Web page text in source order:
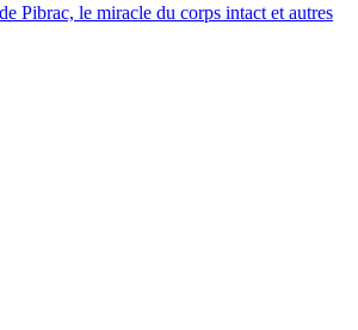
Pibrac, le miracle du corps intact et autres